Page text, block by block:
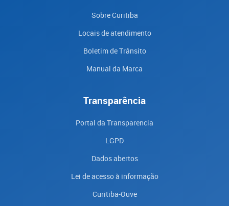
Sobre Curitiba
Locais de atendimento
Boletim de Trânsito
Manual da Marca
Transparência
Portal da Transparencia
LGPD
Dados abertos
Lei de acesso à informação
Curitiba-Ouve